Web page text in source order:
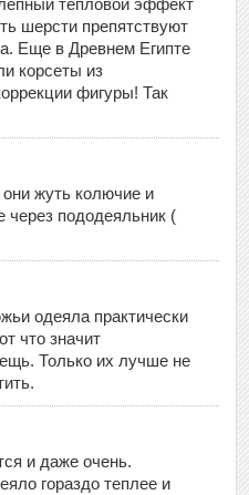
тепловой эффект
шерсти препятствуют
Еще в Древнем Египте
корсеты из
фигуры! Так
жуть колючие и
через пододеяльник (
одеяла практически
что значит
Только их лучше не
и даже очень.
гораздо теплее и